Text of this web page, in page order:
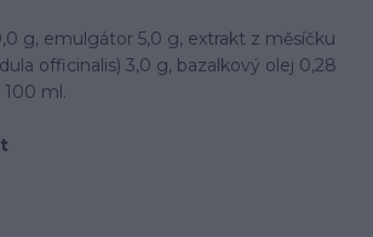
g, emulgátor 5,0 g, extrakt z měsíčku
officinalis) 3,0 g, bazalkový olej 0,28
100 ml.